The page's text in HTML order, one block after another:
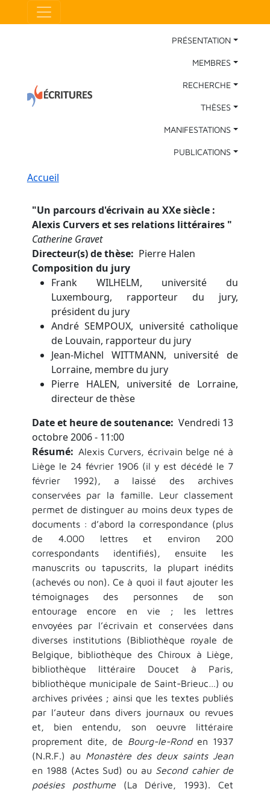
Aller au contenu principal
Main Navigation
PRÉSENTATION
MEMBRES
RECHERCHE
THÈSES
MANIFESTATIONS
PUBLICATIONS
Fil d'Ariane
Accueil
"Un parcours d'écrivain au XXe siècle :
Alexis Curvers et ses relations littéraires"
Catherine Gravet
Directeur(s) de thèse
Pierre Halen
Composition du jury
Frank WILHELM, université du
Luxembourg, rapporteur du jury,
président du jury
André SEMPOUX, université catholique
de Louvain, rapporteur du jury
Jean-Michel WITTMANN, université de
Lorraine, membre du jury
Pierre HALEN, université de Lorraine,
directeur de thèse
Date et heure de soutenance
Vendredi 13
octobre 2006 - 11:00
Résumé
Alexis Curvers, écrivain belge né à
Liège le 24 février 1906 (il y est décédé le 7
février 1992), a laissé des archives
conservées par la famille. Leur classement
permet de distinguer au moins deux types de
documents : d’abord la correspondance (plus
de 4.000 lettres et environ 200
correspondants identifiés), ensuite les
manuscrits ou tapuscrits, la plupart inédits
(achevés ou non). Ce à quoi il faut ajouter les
témoignages des personnes de son
entourage encore en vie ; les lettres
envoyées par l’écrivain et conservées dans
diverses institutions (Bibliothèque royale de
Belgique, bibliothèque des Chiroux à Liège,
bibliothèque littéraire Doucet à Paris,
bibliothèque municipale de Saint-Brieuc…) ou
archives privées ; ainsi que les textes publiés
par l’auteur dans divers journaux ou revues
et, bien entendu, son oeuvre littéraire
proprement dite, de Bourg-le-Ronden 1937
(N.R.F.) au Monastère des deux saints Jean
en 1988 (Actes Sud) ou au Second cahier de
poésies posthume(La Dérive, 1993). Cet
Panneau de gestion des cookies